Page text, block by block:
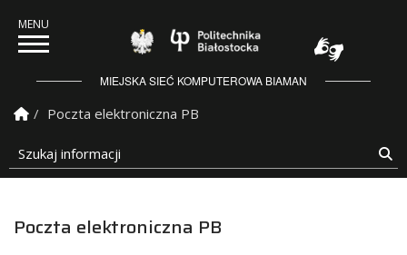
Politechnika
MIEJSKA SIEĆ KOMPUTEROWA BIAMAN
Strona Główna
Poczta elektroniczna PB
Szukaj informacji
Poczta elektroniczna PB